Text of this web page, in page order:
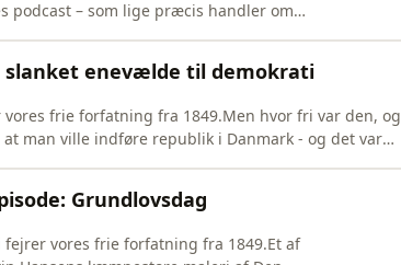
podcast – som lige præcis handler om
slanket enevælde til demokrati
frie forfatning fra 1849.Men hvor fri var den, og
man ville indføre republik i Danmark - og det var
Grundlovsdag
vores frie forfatning fra 1849.Et af